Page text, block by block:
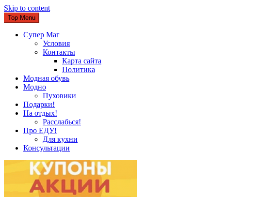
Skip to content
Top Menu
Супер Маг
Условия
Контакты
Карта сайта
Политика
Модная обувь
Модно
Пуховики
Подарки!
На отдых!
Расслабься!
Про ЕДУ!
Для кухни
Консультации